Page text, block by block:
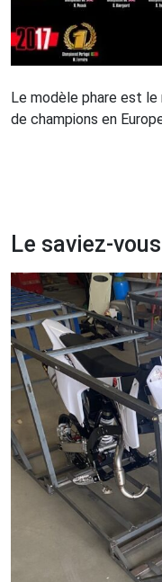
Le modèle phare est
de champions en
Le saviez-